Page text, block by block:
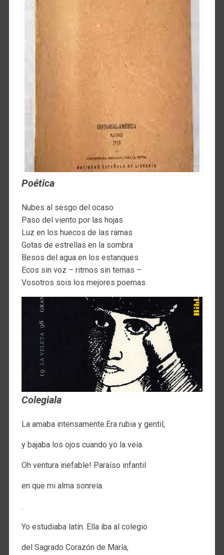
Poética
Nubes al sesgo del ocaso
Paso del viento por las hojas
Luz en los huecos de las ramas
Gotas de estrellas en la sombra
Besos del agua en los estanques
Ecos sin voz – ritmos sin temas –
Vosotros sois los mejores poemas.
Colegiala
La amaba intensamente.Era rubia y gentil,
y bajaba los ojos cuando yo la veía.
Oh ventura inefable! Paraíso infantil
en que mi alma sonreía.
.
Yo estudiaba latín. Ella iba al colegio
del Sagrado Corazón de María,